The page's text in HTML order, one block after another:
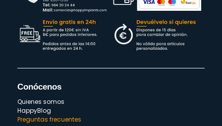
Conócenos
Quienes somos
HappyBlog
Preguntas frecuentes